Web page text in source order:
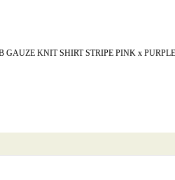
GAUZE KNIT SHIRT STRIPE PINK x PURPLE